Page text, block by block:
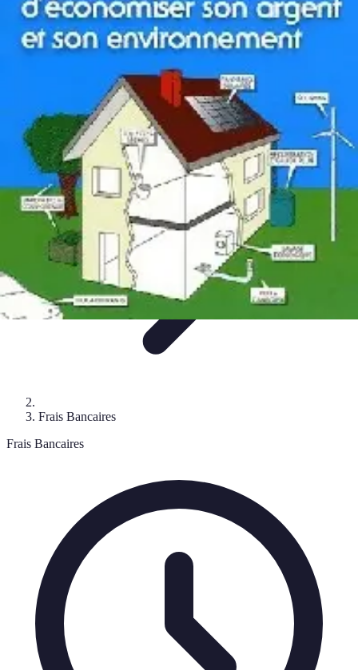
Conseil Banque
Prêts et CréditsCrédits et EmpruntsFrais et TarifsGestion
financièreCrédits et Financements
Conseil Banque
Frais Bancaires
Frais Bancaires